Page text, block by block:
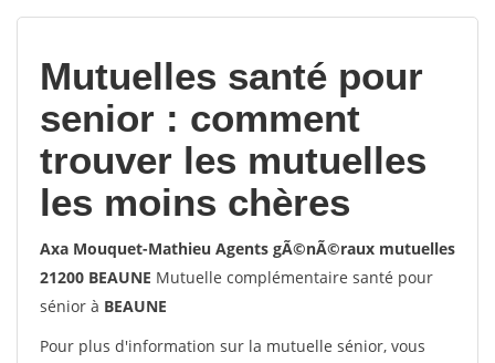
Mutuelles santé pour
senior : comment
trouver les mutuelles
les moins chères
Axa Mouquet-Mathieu Agents gÃ©nÃ©raux mutuelles
21200 BEAUNE Mutuelle complémentaire santé pour
sénior à BEAUNE
Pour plus d'information sur la mutuelle sénior, vous